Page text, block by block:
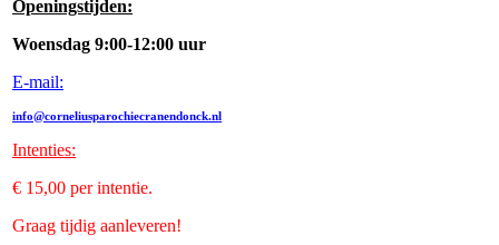
Openingstijden:
Woensdag 9:00-12:00 uur
E-mail:
info@corneliusparochiecranendonck.nl
Intenties:
€ 15,00 per intentie.
Graag tijdig aanleveren!